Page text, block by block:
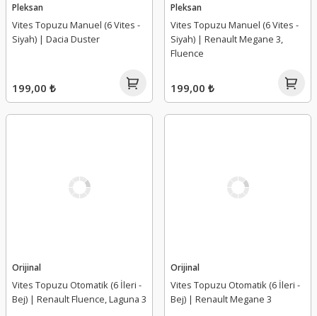
Pleksan
Vites Topuzu Manuel (6 Vites -
Siyah) | Dacia Duster
199,00 ₺
Pleksan
Vites Topuzu Manuel (6 Vites -
Siyah) | Renault Megane 3,
Fluence
199,00 ₺
Orijinal
Vites Topuzu Otomatik (6 İleri -
Bej) | Renault Fluence, Laguna 3
Orijinal
Vites Topuzu Otomatik (6 İleri -
Bej) | Renault Megane 3